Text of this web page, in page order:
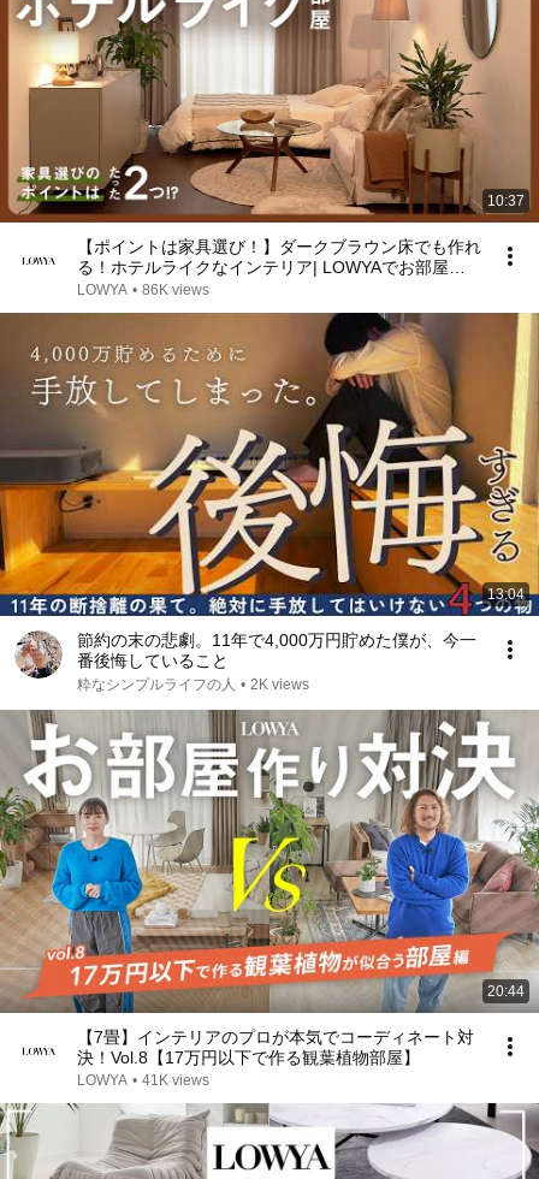
10:37
【ポイントは家具選び！】ダークブラウン床でも作れ
る！ホテルライクなインテリア| LOWYAでお部屋づ
くり Vol.31
LOWYA • 86K views
13:04
節約の末の悲劇。11年で4,000万円貯めた僕が、今一
番後悔していること
粋なシンプルライフの人 • 2K views
20:44
【7畳】インテリアのプロが本気でコーディネート対
決！Vol.8【17万円以下で作る観葉植物部屋】
LOWYA • 41K views